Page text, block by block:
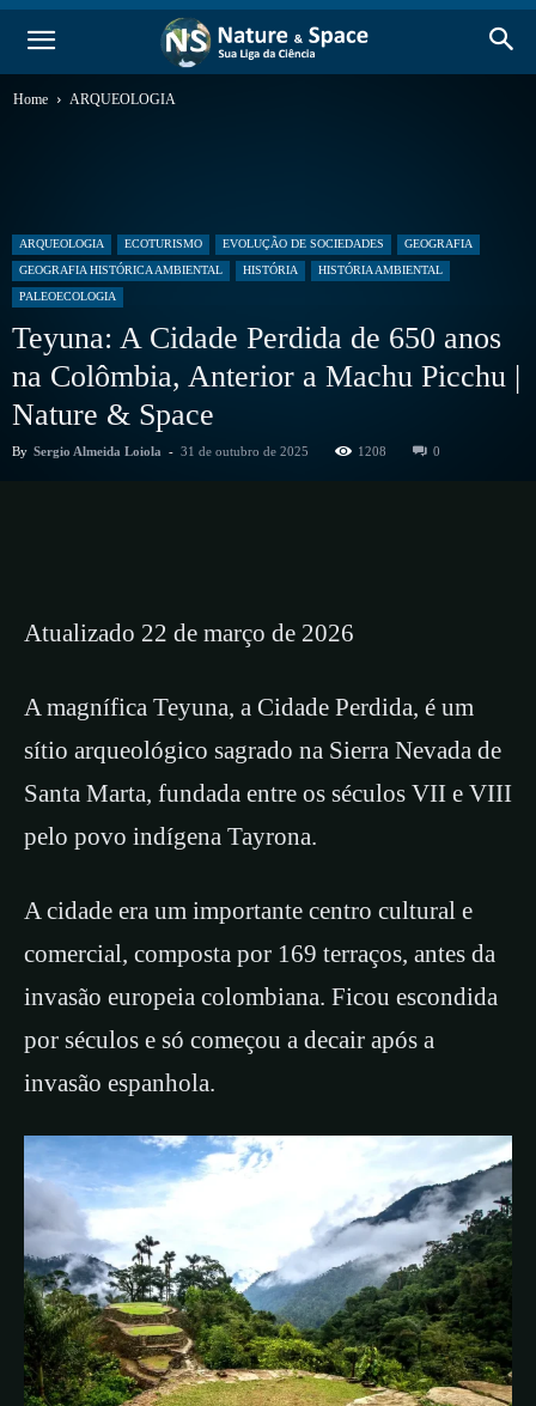
Home ARQUEOLOGIA
ARQUEOLOGIA ECOTURISMO EVOLUÇÃO DE SOCIEDADES
GEOGRAFIA
GEOGRAFIA HISTÓRICA AMBIENTAL
HISTÓRIA
HISTÓRIA AMBIENTAL
PALEOECOLOGIA
Teyuna: A Cidade Perdida de 650 anos
na Colômbia, Anterior a Machu Picchu |
Nature & Space
By Sergio Almeida Loiola - 31 de outubro de 2025 1208 0
Atualizado 22 de março de 2026
A magnífica Teyuna, a Cidade Perdida, é um
sítio arqueológico sagrado na Sierra Nevada de
Santa Marta, fundada entre os séculos VII e VIII
pelo povo indígena Tayrona.
A cidade era um importante centro cultural e
comercial, composta por 169 terraços, antes da
invasão europeia colombiana. Ficou escondida
por séculos e só começou a decair após a
invasão espanhola.